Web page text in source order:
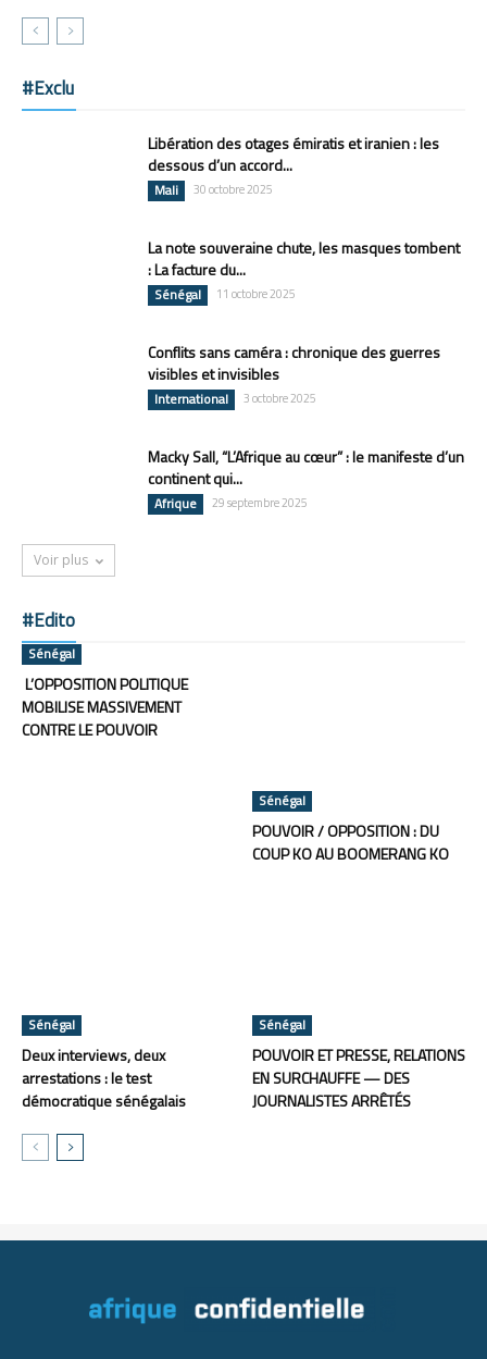
#Exclu
Libération des otages émiratis et iranien : les
dessous d’un accord...
Mali 30 octobre 2025
La note souveraine chute, les masques tombent
: La facture du...
Sénégal 11 octobre 2025
Conflits sans caméra : chronique des guerres
visibles et invisibles
International 3 octobre 2025
Macky Sall, “L’Afrique au cœur” : le manifeste d’un
continent qui...
Afrique 29 septembre 2025
Voir plus
#Edito
Sénégal
L’OPPOSITION POLITIQUE
MOBILISE MASSIVEMENT
CONTRE LE POUVOIR
Sénégal
POUVOIR / OPPOSITION : DU
COUP KO AU BOOMERANG KO
Sénégal
Deux interviews, deux
arrestations : le test
démocratique sénégalais
Sénégal
POUVOIR ET PRESSE, RELATIONS
EN SURCHAUFFE — DES
JOURNALISTES ARRÊTÉS